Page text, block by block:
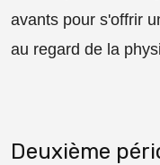
avants pour s'offrir
au regard de la
Deuxième